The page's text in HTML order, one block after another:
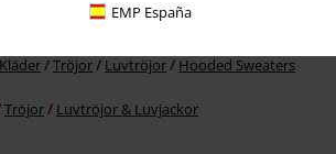
EMP España
Luvtröjor & Luvjackor
Kläder Tröjor Luvtröjor Hooded Sweaters
Tröjor Luvtröjor & Luvjackor